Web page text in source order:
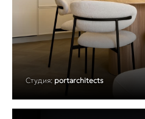
Студия: portarchitects